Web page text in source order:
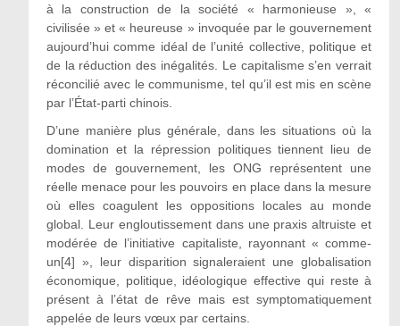
à la construction de la société « harmonieuse », «
civilisée » et « heureuse » invoquée par le gouvernement
aujourd’hui comme idéal de l’unité collective, politique et
de la réduction des inégalités. Le capitalisme s’en verrait
réconcilié avec le communisme, tel qu’il est mis en scène
par l’État-parti chinois.
D’une manière plus générale, dans les situations où la
domination et la répression politiques tiennent lieu de
modes de gouvernement, les ONG représentent une
réelle menace pour les pouvoirs en place dans la mesure
où elles coagulent les oppositions locales au monde
global. Leur engloutissement dans une praxis altruiste et
modérée de l’initiative capitaliste, rayonnant « comme-
un[4] », leur disparition signaleraient une globalisation
économique, politique, idéologique effective qui reste à
présent à l’état de rêve mais est symptomatiquement
appelée de leurs vœux par certains.